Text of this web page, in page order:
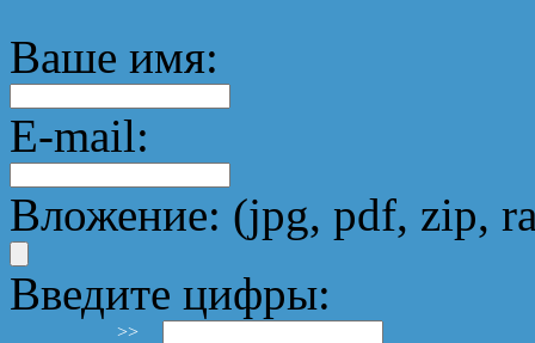
Ваше имя:
E-mail:
Вложение: (jpg, pdf, zip,
Введите цифры:
>>